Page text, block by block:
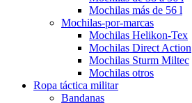
Mochilas más de 56 l
Mochilas-por-marcas
Mochilas Helikon-Tex
Mochilas Direct Action
Mochilas Sturm Miltec
Mochilas otros
Ropa táctica militar
Bandanas